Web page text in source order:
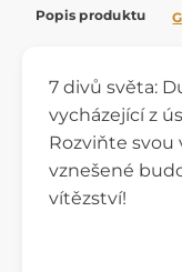
Popis produktu
7 divů světa:
vycházející z
Rozviňte svou
vznešené
vítězství!